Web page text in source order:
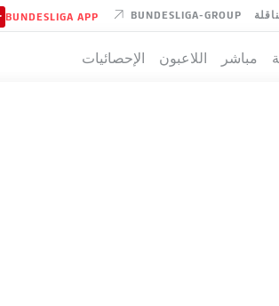
BUNDESLIGA-GROUP
BUNDESLIGA APP
مباشر اللاعبون الإحصائيات